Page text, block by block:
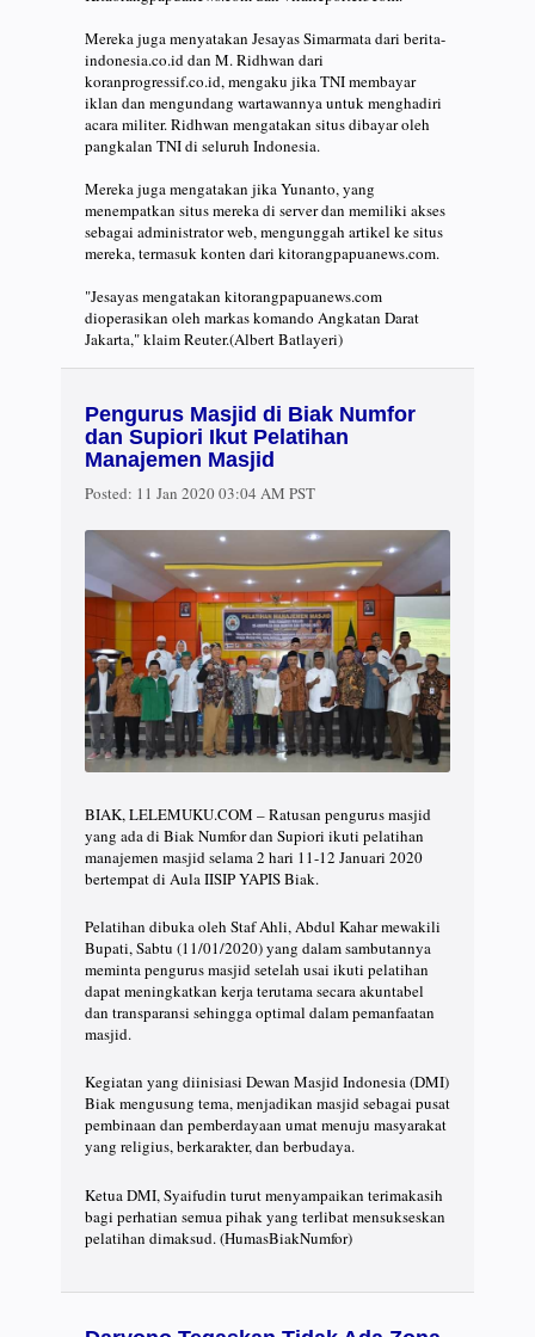
Mereka juga menyatakan Jesayas Simarmata dari berita-
indonesia.co.id dan M. Ridhwan dari
koranprogressif.co.id, mengaku jika TNI membayar
iklan dan mengundang wartawannya untuk menghadiri
acara militer. Ridhwan mengatakan situs dibayar oleh
pangkalan TNI di seluruh Indonesia.
Mereka juga mengatakan jika Yunanto, yang
menempatkan situs mereka di server dan memiliki akses
sebagai administrator web, mengunggah artikel ke situs
mereka, termasuk konten dari kitorangpapuanews.com.
"Jesayas mengatakan kitorangpapuanews.com
dioperasikan oleh markas komando Angkatan Darat
Jakarta," klaim Reuter.(Albert Batlayeri)
Pengurus Masjid di Biak Numfor
dan Supiori Ikut Pelatihan
Manajemen Masjid
Posted: 11 Jan 2020 03:04 AM PST
BIAK, LELEMUKU.COM – Ratusan pengurus masjid
yang ada di Biak Numfor dan Supiori ikuti pelatihan
manajemen masjid selama 2 hari 11-12 Januari 2020
bertempat di Aula IISIP YAPIS Biak.
Pelatihan dibuka oleh Staf Ahli, Abdul Kahar mewakili
Bupati, Sabtu (11/01/2020) yang dalam sambutannya
meminta pengurus masjid setelah usai ikuti pelatihan
dapat meningkatkan kerja terutama secara akuntabel
dan transparansi sehingga optimal dalam pemanfaatan
masjid.
Kegiatan yang diinisiasi Dewan Masjid Indonesia (DMI)
Biak mengusung tema, menjadikan masjid sebagai pusat
pembinaan dan pemberdayaan umat menuju masyarakat
yang religius, berkarakter, dan berbudaya.
Ketua DMI, Syaifudin turut menyampaikan terimakasih
bagi perhatian semua pihak yang terlibat mensukseskan
pelatihan dimaksud. (HumasBiakNumfor)